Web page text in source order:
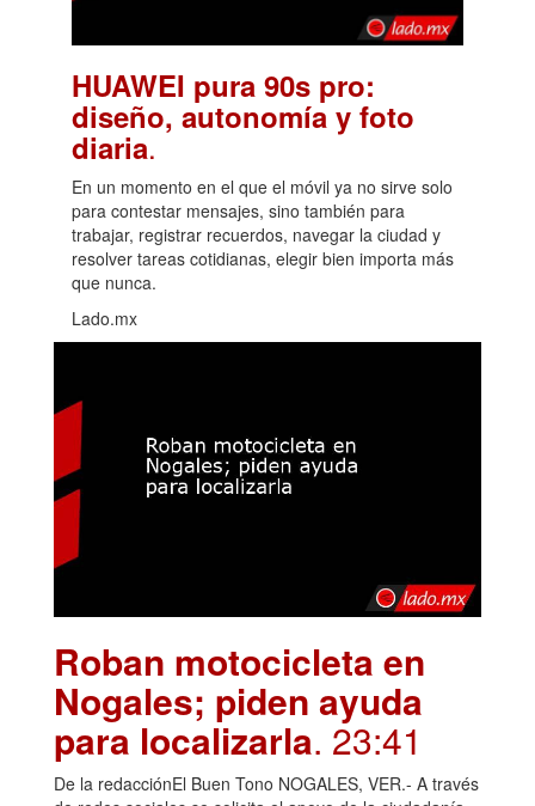
HUAWEI pura 90s pro:
diseño, autonomía y foto
diaria.
En un momento en el que el móvil ya no sirve solo
para contestar mensajes, sino también para
trabajar, registrar recuerdos, navegar la ciudad y
resolver tareas cotidianas, elegir bien importa más
que nunca.
Lado.mx
Roban motocicleta en
Nogales; piden ayuda
para localizarla. 23:41
De la redacciónEl Buen Tono NOGALES, VER.- A través